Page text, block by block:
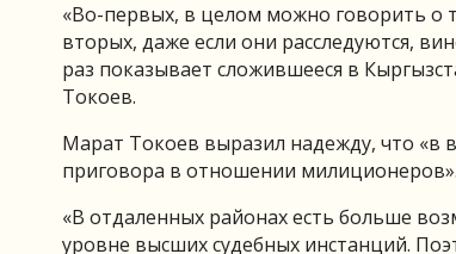
«Во-первых, в целом можно говорить о
вторых, даже если они расследуются,
раз показывает сложившееся в
Токоев.
Марат Токоев выразил надежду, что «в
приговора в отношении милиционеров».
«В отдаленных районах есть больше
уровне высших судебных инстанций.